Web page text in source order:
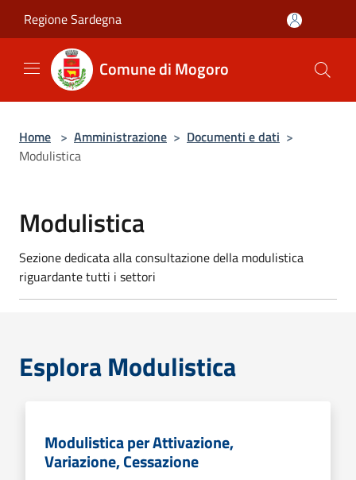
Regione Sardegna
Comune di Mogoro
Home > Amministrazione > Documenti e dati >
Modulistica
Modulistica
Sezione dedicata alla consultazione della modulistica
riguardante tutti i settori
Esplora Modulistica
Modulistica per Attivazione,
Variazione, Cessazione